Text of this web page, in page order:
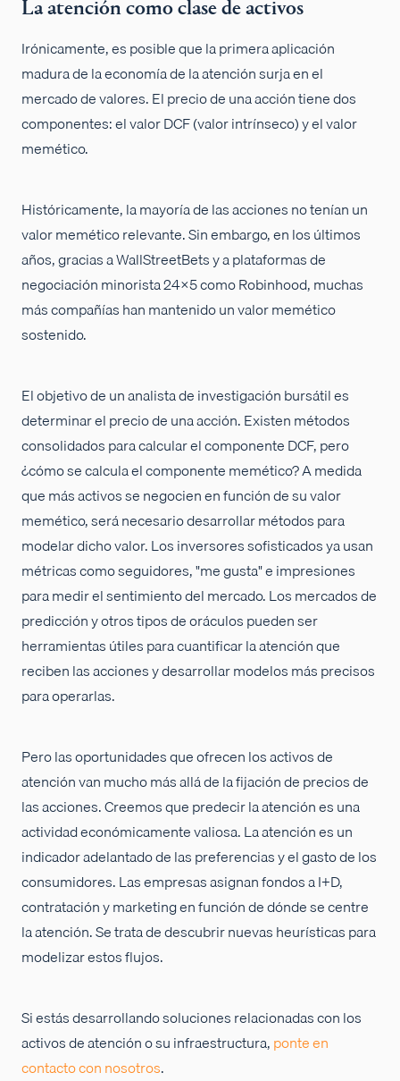
La atención como clase de activos
Irónicamente, es posible que la primera aplicación
madura de la economía de la atención surja en el
mercado de valores. El precio de una acción tiene dos
componentes: el valor DCF (valor intrínseco) y el valor
memético.
Históricamente, la mayoría de las acciones no tenían un
valor memético relevante. Sin embargo, en los últimos
años, gracias a WallStreetBets y a plataformas de
negociación minorista 24x5 como Robinhood, muchas
más compañías han mantenido un valor memético
sostenido.
El objetivo de un analista de investigación bursátil es
determinar el precio de una acción. Existen métodos
consolidados para calcular el componente DCF, pero
¿cómo se calcula el componente memético? A medida
que más activos se negocien en función de su valor
memético, será necesario desarrollar métodos para
modelar dicho valor. Los inversores sofisticados ya usan
métricas como seguidores, "me gusta" e impresiones
para medir el sentimiento del mercado. Los mercados de
predicción y otros tipos de oráculos pueden ser
herramientas útiles para cuantificar la atención que
reciben las acciones y desarrollar modelos más precisos
para operarlas.
Pero las oportunidades que ofrecen los activos de
atención van mucho más allá de la fijación de precios de
las acciones. Creemos que predecir la atención es una
actividad económicamente valiosa. La atención es un
indicador adelantado de las preferencias y el gasto de los
consumidores. Las empresas asignan fondos a I+D,
contratación y marketing en función de dónde se centre
la atención. Se trata de descubrir nuevas heurísticas para
modelizar estos flujos.
Si estás desarrollando soluciones relacionadas con los
activos de atención o su infraestructura,ponte en
contacto con nosotros.